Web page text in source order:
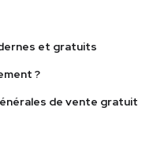
et gratuits
?
de vente gratuit